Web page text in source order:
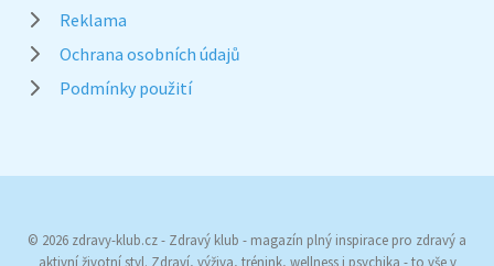
Reklama
Ochrana osobních údajů
Podmínky použití
© 2026 zdravy-klub.cz - Zdravý klub - magazín plný inspirace pro zdravý a
aktivní životní styl. Zdraví, výživa, trénink, wellness i psychika - to vše v